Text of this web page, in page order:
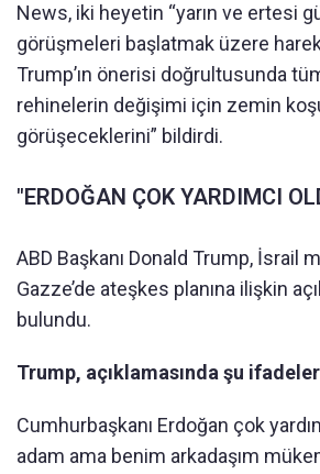
News, iki heyetin “yarın ve ertesi
görüşmeleri başlatmak üzere
Trump’ın önerisi doğrultusunda
rehinelerin değişimi için zemin
görüşeceklerini” bildirdi.
"ERDOĞAN ÇOK YARDIMCI
ABD Başkanı Donald Trump, İsrail
Gazze’de ateşkes planına ilişkin
bulundu.
Trump, açıklamasında şu
Cumhurbaşkanı Erdoğan çok
adam ama benim arkadaşım